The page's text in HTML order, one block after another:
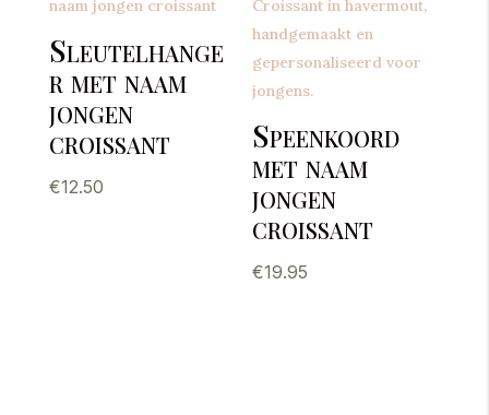
Sleutelhange
r met naam
jongen
croissant
€12.50
Speenkoord
met naam
jongen
croissant
€19.95